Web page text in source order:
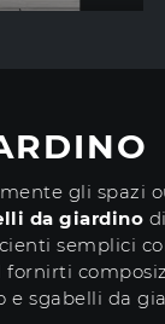
gli spazi
da giardino
semplici
e sgabelli da